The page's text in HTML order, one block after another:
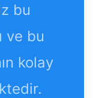
bu
ve bu
kolay